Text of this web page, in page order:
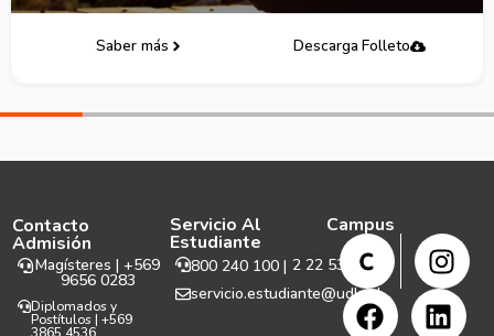
Descarga Folleto
Contacto
Admisión
Magísteres | +569
9656 0283
Diplomados y
Postítulos | +569
Servicio Al
Estudiante
800 240 100 | 2 22 531 999
servicio.estudiante@udla.cl
Campus